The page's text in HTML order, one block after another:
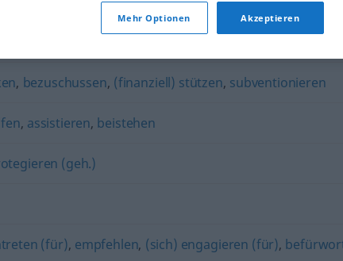
, bezuschussen, (finanziell) stützen, subventionieren
, assistieren, beistehen
(geh.)
(für), empfehlen, (sich) engagieren (für),
Mehr Optionen Akzeptieren